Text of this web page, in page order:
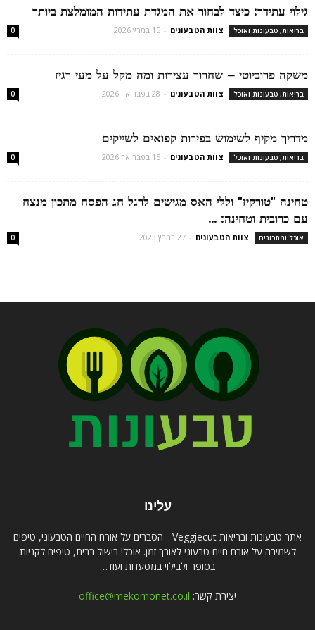
גילוי עתידך: כיצד לבחור את המגדת עתידות המומלצת ביותר
בריאות, טבעונות ואוכל צוות הטבעונים - 15 במרץ 2026 0
משקה פרוביוטי – שחרור עצירות ומה מקל על מעי רגיז
בריאות, טבעונות ואוכל צוות הטבעונים - 28 בפברואר 2026 0
מדריך מקיף לשימוש בפירות קפואים לשייקים
בריאות, טבעונות ואוכל צוות הטבעונים - 15 בפברואר 2026 0
טחינה "טורקיז" וללי האס מגישים לרגל חג הפסח מתכון מנצח
עם כרובית וטחינה: ...
אוכל ומתכונים צוות הטבעונים - 27 במרץ 2023 0
עלינו
אתר טבעונות ובריאות Veggiecut - הסברים על אורח החיים הטבעוני, טיפים
לשמירה על אורח חיים טבעוני לאורך זמן. אוכל! בישול בבית, טיפים לקניות
בסופר ולבילוי במסעדות ועוד…
יצירת קשר: office@mekomonet.co.il